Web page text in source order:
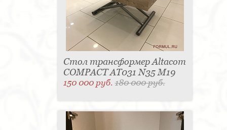
Стол трансформер Altacom
COMPACT AT031 N35 M19
150 000 руб.180 000 руб.